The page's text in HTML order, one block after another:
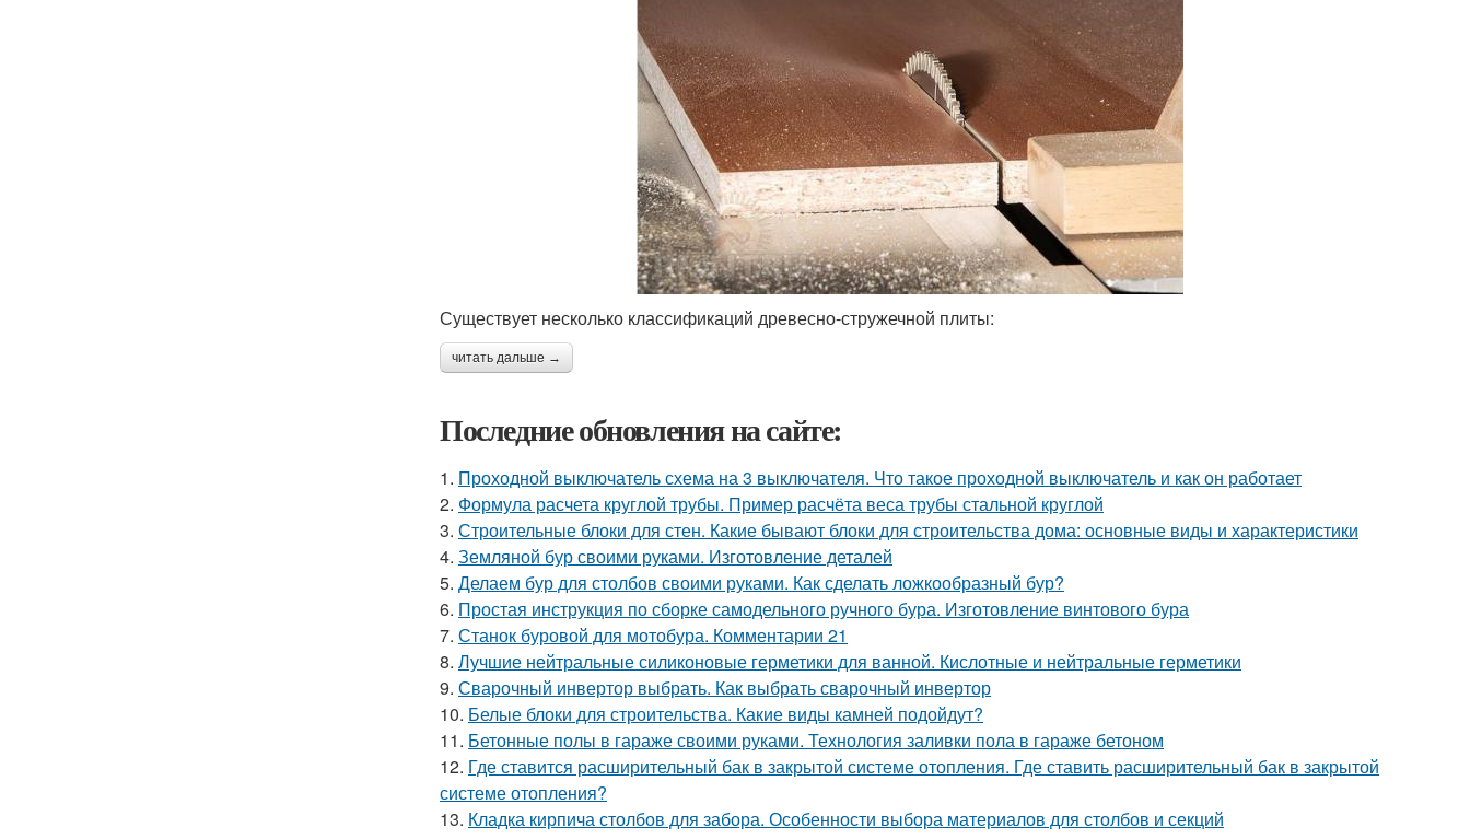
Существует несколько классификаций древесно-стружечной плиты:
читать дальше →
Последние обновления на сайте:
1. Проходной выключатель схема на 3 выключателя. Что такое проходной выключатель и как он работает
2. Формула расчета круглой трубы. Пример расчёта веса трубы стальной круглой
3. Строительные блоки для стен. Какие бывают блоки для строительства дома: основные виды и характеристики
4. Земляной бур своими руками. Изготовление деталей
5. Делаем бур для столбов своими руками. Как сделать ложкообразный бур?
6. Простая инструкция по сборке самодельного ручного бура. Изготовление винтового бура
7. Станок буровой для мотобура. Комментарии 21
8. Лучшие нейтральные силиконовые герметики для ванной. Кислотные и нейтральные герметики
9. Сварочный инвертор выбрать. Как выбрать сварочный инвертор
10. Белые блоки для строительства. Какие виды камней подойдут?
11. Бетонные полы в гараже своими руками. Технология заливки пола в гараже бетоном
12. Где ставится расширительный бак в закрытой системе отопления. Где ставить расширительный бак в закрытой
системе отопления?
13. Кладка кирпича столбов для забора. Особенности выбора материалов для столбов и секций